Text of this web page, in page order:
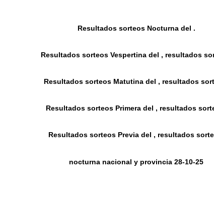
Resultados sorteos Nocturna del .
Resultados sorteos Vespertina del , resultados
Resultados sorteos Matutina del , resultados
Resultados sorteos Primera del , resultados
Resultados sorteos Previa del , resultados
nocturna nacional y provincia 28-10-25